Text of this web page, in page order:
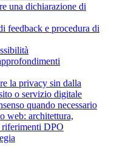
una dichiarazione di
feedback e procedura di
la privacy sin dalla
o servizio digitale
quando necessario
web: architettura,
DPO